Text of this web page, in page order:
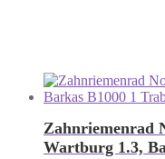
Zahnriemenrad
Wartburg 1.3,